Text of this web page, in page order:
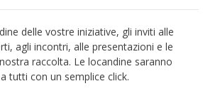
delle vostre iniziative, gli inviti alle
agli incontri, alle presentazioni e le
raccolta. Le locandine saranno
tutti con un semplice click.